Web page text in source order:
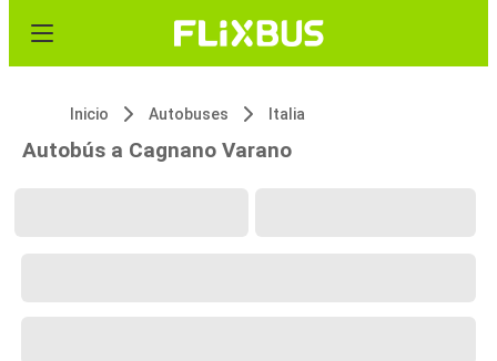
Inicio Autobuses Italia
Autobús a Cagnano Varano